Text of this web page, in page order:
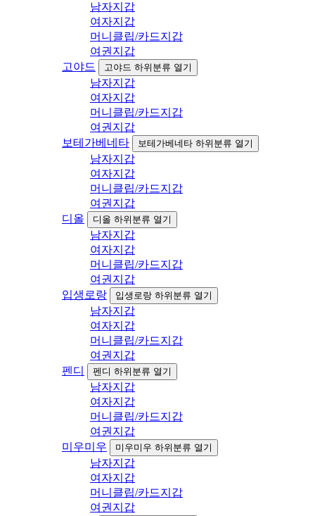
남자지갑
여자지갑
머니클립/카드지갑
여권지갑
고야드
고야드 하위분류 열기
남자지갑
여자지갑
머니클립/카드지갑
여권지갑
보테가베네타
보테가베네타 하위분류 열기
남자지갑
여자지갑
머니클립/카드지갑
여권지갑
디올
디올 하위분류 열기
남자지갑
여자지갑
머니클립/카드지갑
여권지갑
입생로랑
입생로랑 하위분류 열기
남자지갑
여자지갑
머니클립/카드지갑
여권지갑
펜디
펜디 하위분류 열기
남자지갑
여자지갑
머니클립/카드지갑
여권지갑
미우미우
미우미우 하위분류 열기
남자지갑
여자지갑
머니클립/카드지갑
여권지갑